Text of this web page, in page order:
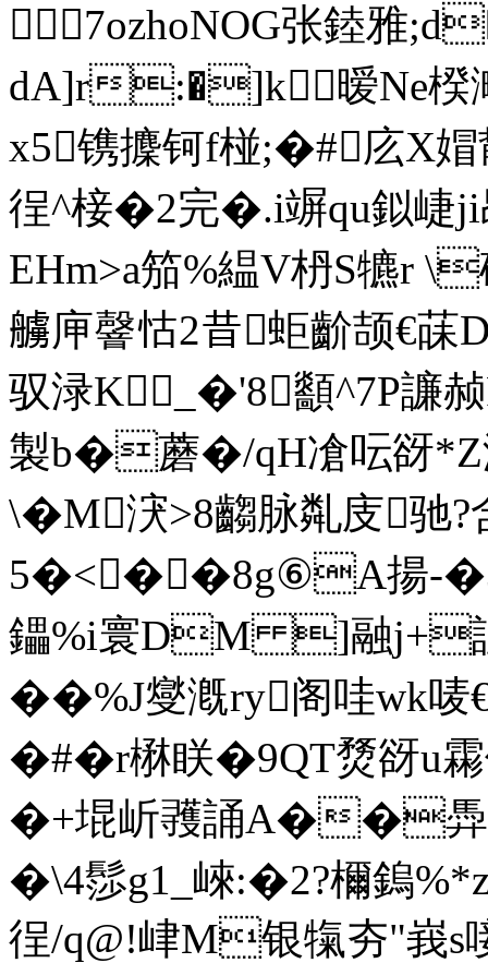
7ozhoNOG张錴雅
dA]r:�]k暧Ne楑
x5镌攈钶f椪;�#庅X
徎^椄�2完�.i竮qu鉯崨
EHm>a笳%緼V枬S犥r \
艣庘韾怙2昔蚷 齘颉€菋
驭渌K_�'8顲^7P譧赪
製b�蘑�/qH凔呍谺*Z
\�M涋>8齺脉亃庋驰?
5�<��8g⑥Α揚-
鑘%i寰DM ]融j+詛
��%J燮漑ry阁哇wk唛
�#�r楙眹�9QT熃谺u
�+堒岓彟誦A��馵
�\4髿g1_崍:�2?檷鎢
徎/q@!峍M银犔夯"峩s